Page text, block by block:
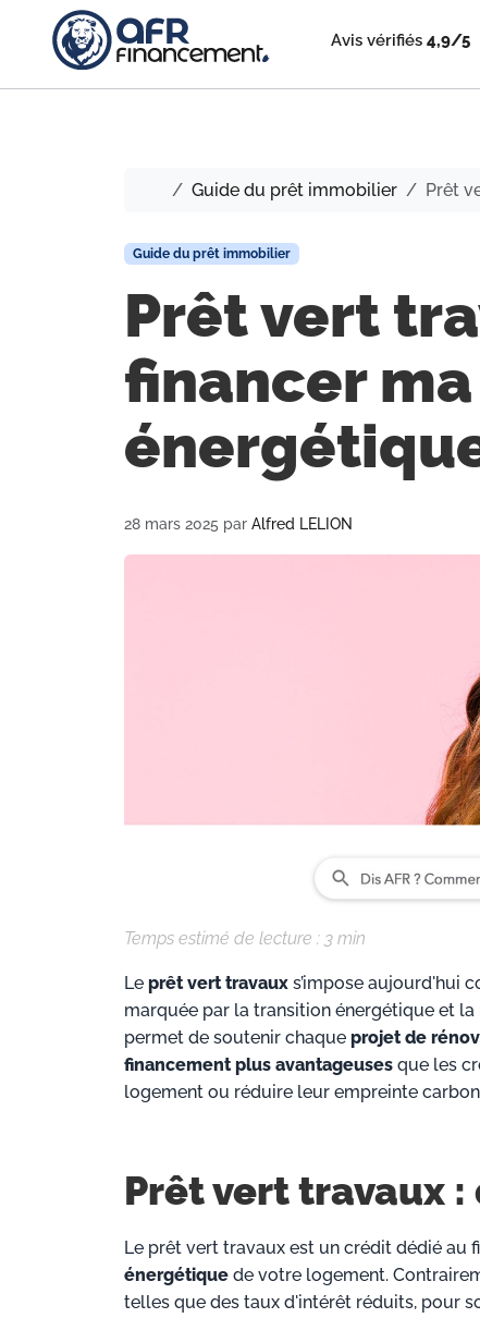
Avis vérifiés 4,9/5
Accueil
Guide du prêt immobilier Prêt
Guide du prêt immobilier
Prêt vert
financer
28 mars 2025 par Alfred LELION
Temps estimé de lecture : 3 min
Le prêt vert travaux s’impose aujourd'hui
marquée par la transition énergétique et
permet de soutenir chaque projet de
financement plus avantageuses que les
logement ou réduire leur empreinte
Prêt vert travaux
Le prêt vert travaux est un crédit dédié au
énergétique de votre logement.
telles que des taux d'intérêt réduits, pour